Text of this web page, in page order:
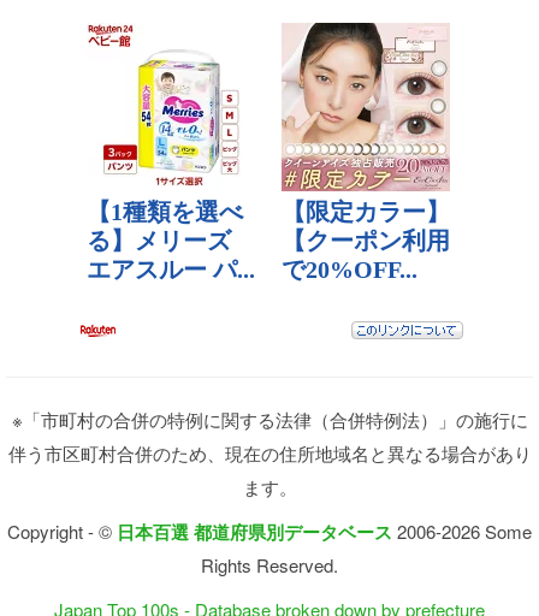
※「市町村の合併の特例に関する法律（合併特例法）」の施行に
伴う市区町村合併のため、現在の住所地域名と異なる場合があり
ます。
Copyright - © 日本百選 都道府県別データベース 2006-2026 Some
Rights Reserved.
Japan Top 100s - Database broken down by prefecture